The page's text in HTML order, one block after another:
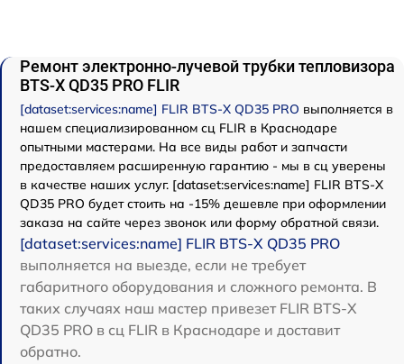
Ремонт электронно-лучевой трубки тепловизора
BTS-X QD35 PRO FLIR
[dataset:services:name] FLIR BTS-X QD35 PRO выполняется в
нашем специализированном сц FLIR в Краснодаре
опытными мастерами. На все виды работ и запчасти
предоставляем расширенную гарантию - мы в сц уверены
в качестве наших услуг. [dataset:services:name] FLIR BTS-X
QD35 PRO будет стоить на -15% дешевле при оформлении
заказа на сайте через звонок или форму обратной связи.
[dataset:services:name] FLIR BTS-X QD35 PRO
выполняется на выезде, если не требует
габаритного оборудования и сложного ремонта. В
таких случаях наш мастер привезет FLIR BTS-X
QD35 PRO в сц FLIR в Краснодаре и доставит
обратно.